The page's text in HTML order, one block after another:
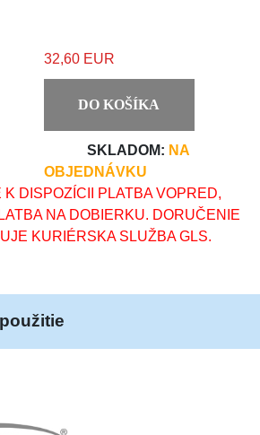
32,60 EUR
DO KOŠÍKA
SKLADOM: NA
OBJEDNÁVKU
DISPOZÍCII PLATBA VOPRED,
NA DOBIERKU. DORUČENIE
KURIÉRSKA SLUŽBA GLS.